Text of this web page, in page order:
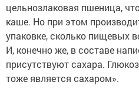
цельнозлаковая пшеница,
каше. Но при этом
упаковке, сколько пищевых
И, конечно же, в составе
присутствуют сахара.
тоже является сахаром».